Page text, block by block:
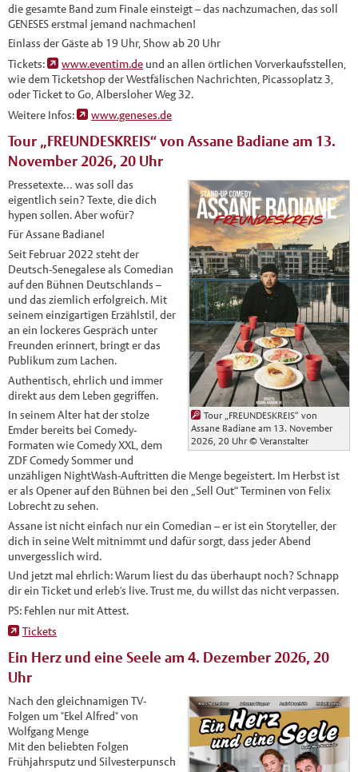
die gesamte Band zum Finale einsteigt – das nachzumachen, das soll
GENESES erstmal jemand nachmachen!
Einlass der Gäste ab 19 Uhr, Show ab 20 Uhr
Tickets:
www.eventim.deund an allen örtlichen Vorverkaufsstellen,
wie dem Ticketshop der Westfälischen Nachrichten, Picassoplatz 3,
oder Ticket to Go, Albersloher Weg 32.
Weitere Infos:
www.geneses.de
Tour „FREUNDESKREIS“ von Assane Badiane am 13.
November 2026, 20 Uhr
Tour „FREUNDESKREIS“ von
Assane Badiane am 13. November
2026, 20 Uhr © Veranstalter
Pressetexte… was soll das
eigentlich sein? Texte, die dich
hypen sollen. Aber wofür?
Für Assane Badiane!
Seit Februar 2022 steht der
Deutsch-Senegalese als Comedian
auf den Bühnen Deutschlands –
und das ziemlich erfolgreich. Mit
seinem einzigartigen Erzählstil, der
an ein lockeres Gespräch unter
Freunden erinnert, bringt er das
Publikum zum Lachen.
Authentisch, ehrlich und immer
direkt aus dem Leben gegriffen.
In seinem Alter hat der stolze
Emder bereits bei Comedy-
Formaten wie Comedy XXL, dem
ZDF Comedy Sommer und
unzähligen NightWash-Auftritten die Menge begeistert. Im Herbst ist
er als Opener auf den Bühnen bei den „Sell Out“ Terminen von Felix
Lobrecht zu sehen.
Assane ist nicht einfach nur ein Comedian – er ist ein Storyteller, der
dich in seine Welt mitnimmt und dafür sorgt, dass jeder Abend
unvergesslich wird.
Und jetzt mal ehrlich: Warum liest du das überhaupt noch? Schnapp
dir ein Ticket und erleb's live. Trust me, du willst das nicht verpassen.
PS: Fehlen nur mit Attest.
Tickets
Ein Herz und eine Seele am 4. Dezember 2026, 20
Uhr
Nach den gleichnamigen TV-
Folgen um "Ekel Alfred" von
Wolfgang Menge
Mit den beliebten Folgen
Frühjahrsputz und Silvesterpunsch